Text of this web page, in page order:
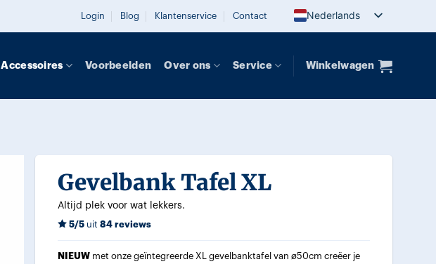
Login Blog Klantenservice Contact Nederlands
Accessoires Voorbeelden Over ons Service Winkelwagen
Gevelbank Tafel XL
Altijd plek voor wat lekkers.
5/5uit 84 reviews
NIEUWmet onze geïntegreerde XL gevelbanktafel van ø50cm creëer je